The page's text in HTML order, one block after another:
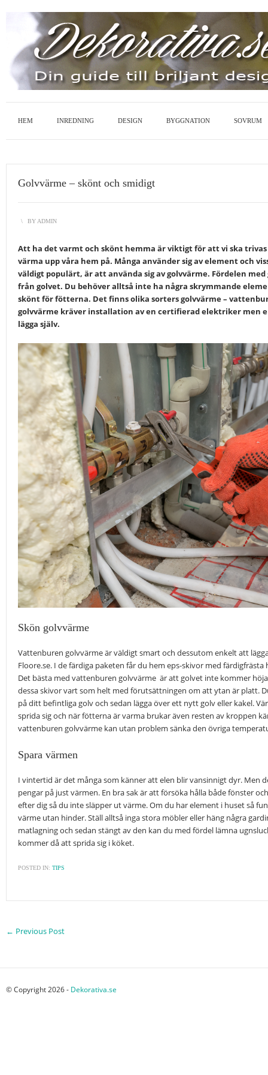
HEM INREDNING DESIGN BYGGNATION SOVRUM
Golvvärme – skönt och smidigt
\ BY ADMIN
Att ha det varmt och skönt hemma är viktigt för att vi ska
värma upp våra hem på. Många använder sig av element och
väldigt populärt, är att använda sig av golvvärme. Fördelen
från golvet. Du behöver alltså inte ha några skrymmande
skönt för fötterna. Det finns olika sorters golvvärme –
golvvärme kräver installation av en certifierad elektriker men
lägga själv.
Skön golvvärme
Vattenburen golvvärme är väldigt smart och dessutom enkelt att
Floore.se. I de färdiga paketen får du hem eps-skivor med färdigfrästa
Det bästa med vattenburen golvvärme är att golvet inte kommer
dessa skivor vart som helt med förutsättningen om att ytan är platt.
på ditt befintliga golv och sedan lägga över ett nytt golv eller kakel.
sprida sig och när fötterna är varma brukar även resten av kroppen
vattenburen golvvärme kan utan problem sänka den övriga
Spara värmen
I vintertid är det många som känner att elen blir vansinnigt dyr. Men
pengar på just värmen. En bra sak är att försöka hålla både fönster
efter dig så du inte släpper ut värme. Om du har element i huset så
värme utan hinder. Ställ alltså inga stora möbler eller häng några
matlagning och sedan stängt av den kan du med fördel lämna
kommer då att sprida sig i köket.
POSTED IN: TIPS
← Previous Post
© Copyright 2026 - Dekorativa.se